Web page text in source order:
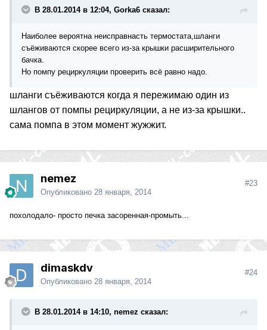
В 28.01.2014 в 12:04, Gorka6 сказал:
Наиболее вероятна неисправнасть термостата,шланги
съёживаются скорее всего из-за крышки расширительного
бачка.
Но помпу рециркуляции проверить всё равно надо.
шланги съёживаются когда я пережимаю один из
шлангов от помпы рециркуляции, а не из-за крышки..
сама помпа в этом момент жужжит.
nemez
Опубликовано 28 января, 2014
#23
похолодало- просто печка засоренная-промыть...
dimaskdv
Опубликовано 28 января, 2014
#24
В 28.01.2014 в 14:10, nemez сказал: